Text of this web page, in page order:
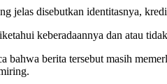
jelas disebutkan identitasnya,
keberadaannya dan atau
bahwa berita tersebut masih